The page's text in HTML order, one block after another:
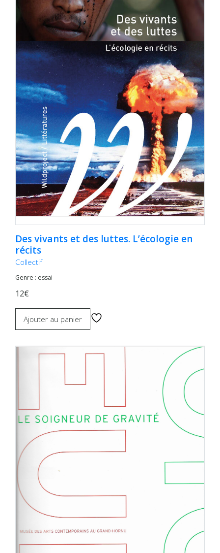
Des vivants et des luttes. L’écologie en
récits
Collectif
Genre : essai
12€
Ajouter au panier